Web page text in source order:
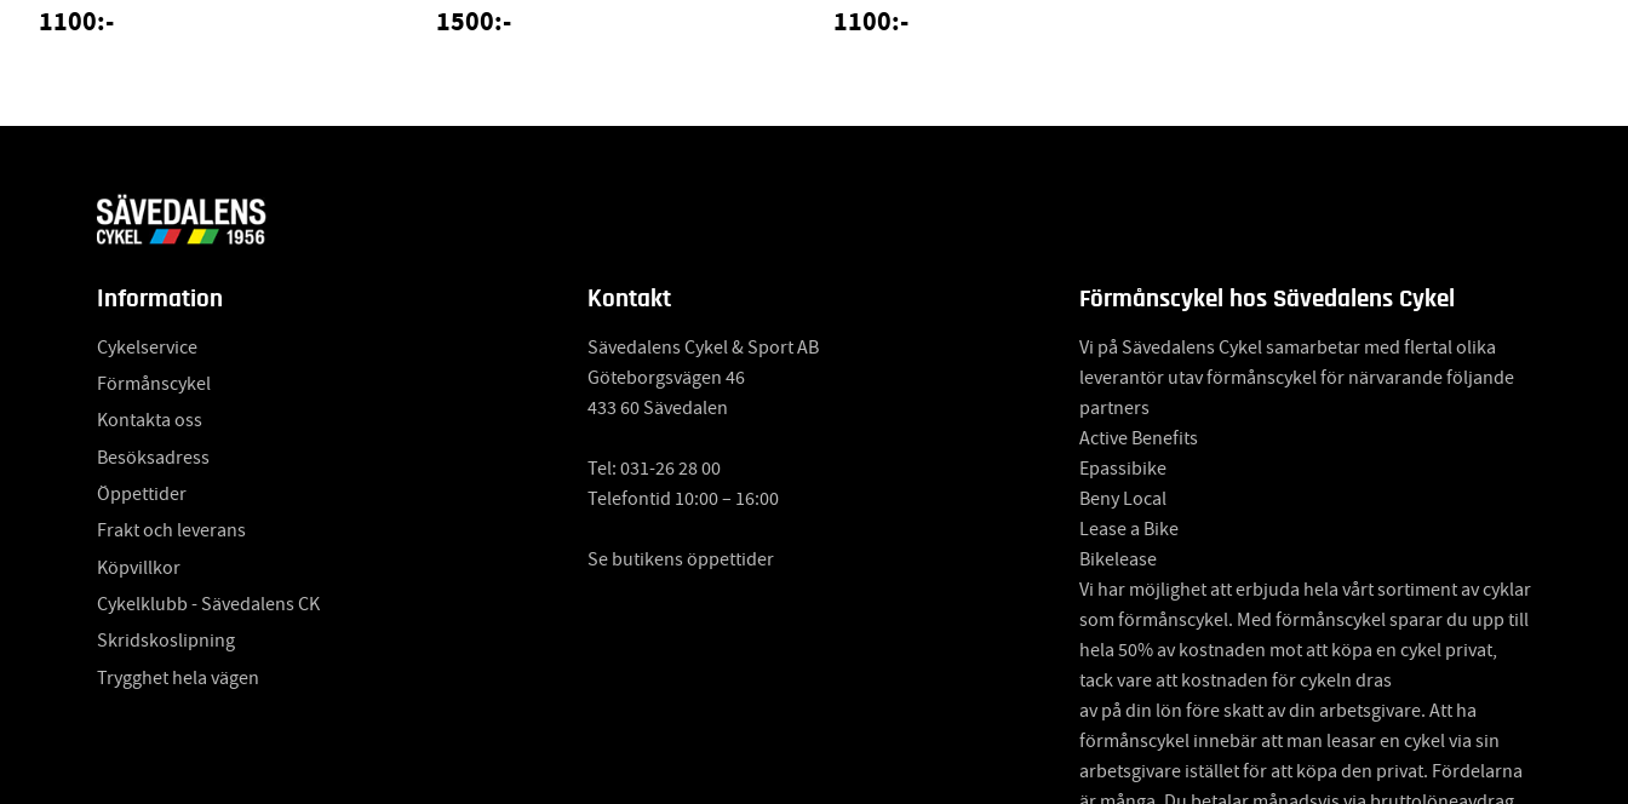
1100:- 1500:- 1100:-
Information
Cykelservice
Förmånscykel
Kontakta oss
Besöksadress
Öppettider
Frakt och leverans
Köpvillkor
Cykelklubb - Sävedalens CK
Skridskoslipning
Trygghet hela vägen
Kontakt
Sävedalens Cykel & Sport AB
Göteborgsvägen 46
433 60 Sävedalen
Tel:031-26 28 00
Telefontid 10:00 – 16:00
Se butikens öppettider
Förmånscykel hos Sävedalens Cykel
Vi på Sävedalens Cykel samarbetar med flertal olika
leverantör utav förmånscykel för närvarande följande
partners
Active Benefits
Epassibike
Beny Local
Lease a Bike
Bikelease
Vi har möjlighet att erbjuda hela vårt sortiment av cyklar
som förmånscykel. Med förmånscykel sparar du upp till
hela 50% av kostnaden mot att köpa en cykel privat,
tack vare att kostnaden för cykeln dras
av på din lön före skatt av din arbetsgivare. Att ha
förmånscykel innebär att man leasar en cykel via sin
arbetsgivare istället för att köpa den privat. Fördelarna